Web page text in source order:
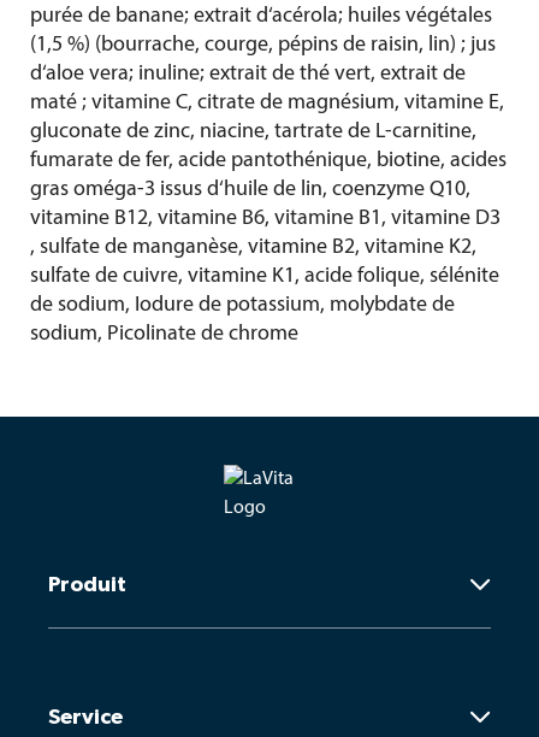
purée de banane; extrait d‘acérola; huiles végétales
(1,5 %) (bourrache, courge, pépins de raisin, lin) ; jus
d‘aloe vera; inuline; extrait de thé vert, extrait de
maté ; vitamine C, citrate de magnésium, vitamine E,
gluconate de zinc, niacine, tartrate de L-carnitine,
fumarate de fer, acide pantothénique, biotine, acides
gras oméga-3 issus d‘huile de lin, coenzyme Q10,
vitamine B12, vitamine B6, vitamine B1, vitamine D3
, sulfate de manganèse, vitamine B2, vitamine K2,
sulfate de cuivre, vitamine K1, acide folique, sélénite
de sodium, Iodure de potassium, molybdate de
sodium, Picolinate de chrome
Produit 
Effets
Service 